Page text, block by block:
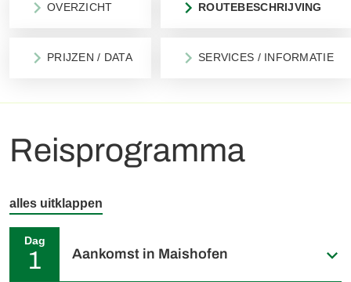
OVERZICHT ROUTEBESCHRIJVING
PRIJZEN / DATA SERVICES / INFORMATIE
Reisprogramma
alles uitklappen
Dag
1 Aankomst in Maishofen